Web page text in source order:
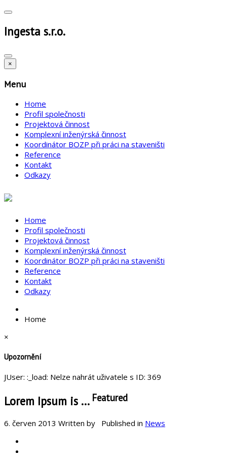
Ingesta s.r.o.
×
Menu
Home
Profil společnosti
Projektová činnost
Komplexní inženýrská činnost
Koordinátor BOZP při práci na staveništi
Reference
Kontakt
Odkazy
Home
Profil společnosti
Projektová činnost
Komplexní inženýrská činnost
Koordinátor BOZP při práci na staveništi
Reference
Kontakt
Odkazy
Home
×
Upozornění
JUser: :_load: Nelze nahrát uživatele s ID: 369
Lorem Ipsum is ... Featured
6. červen 2013 Written by Published in News